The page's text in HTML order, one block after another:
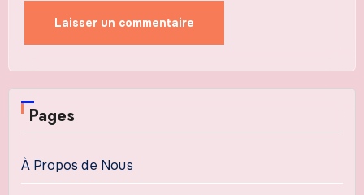
Pages
À Propos de Nous